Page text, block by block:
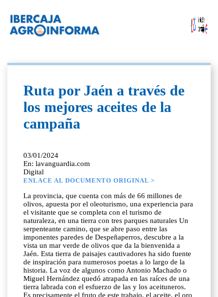
Ruta por Jaén a través de
los mejores aceites de la
campaña
03/01/2024
En: lavanguardia.com
Digital
ENLACE AL DOCUMENTO ORIGINAL >
La provincia, que cuenta con más de 66 millones de
olivos, apuesta por el oleoturismo, una experiencia para
el visitante que se completa con el turismo de
naturaleza, en una tierra con tres parques naturales Un
serpenteante camino, que se abre paso entre las
imponentes paredes de Despeñaperros, descubre a la
vista un mar verde de olivos que da la bienvenida a
Jaén. Esta tierra de paisajes cautivadores ha sido fuente
de inspiración para numerosos poetas a lo largo de la
historia. La voz de algunos como Antonio Machado o
Miguel Hernández quedó atrapada en las raíces de una
tierra labrada con el esfuerzo de las y los aceituneros.
Es precisamente el fruto de este trabajo, el aceite, el oro